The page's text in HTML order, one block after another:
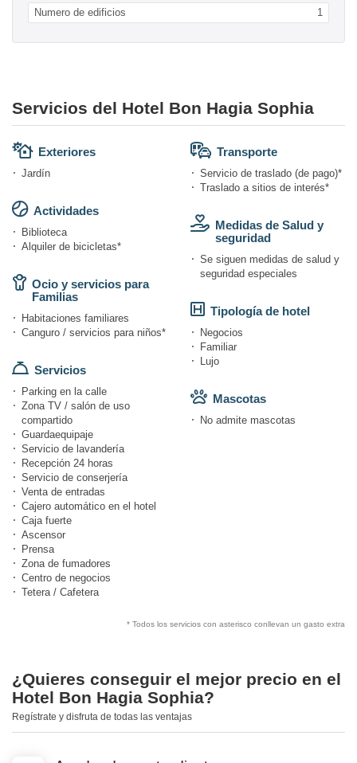
Numero de edificios 1
Servicios del Hotel Bon Hagia Sophia
Exteriores
Jardín
Actividades
Biblioteca
Alquiler de bicicletas*
Ocio y servicios para
Familias
Habitaciones familiares
Canguro / servicios para niños*
Servicios
Parking en la calle
Zona TV / salón de uso
compartido
Guardaequipaje
Servicio de lavandería
Recepción 24 horas
Servicio de conserjería
Venta de entradas
Cajero automático en el hotel
Caja fuerte
Ascensor
Prensa
Zona de fumadores
Centro de negocios
Tetera / Cafetera
Transporte
Servicio de traslado (de pago)*
Traslado a sitios de interés*
Medidas de Salud y
seguridad
Se siguen medidas de salud y
seguridad especiales
Tipología de hotel
Negocios
Familiar
Lujo
Mascotas
No admite mascotas
* Todos los servicios con asterisco conllevan un gasto extra
¿Quieres conseguir el mejor precio en el
Hotel Bon Hagia Sophia?
Regístrate y disfruta de todas las ventajas